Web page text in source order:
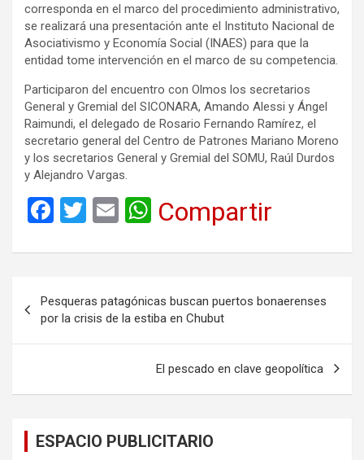
corresponda en el marco del procedimiento administrativo,
se realizará una presentación ante el Instituto Nacional de
Asociativismo y Economía Social (INAES) para que la
entidad tome intervención en el marco de su competencia.
Participaron del encuentro con Olmos los secretarios
General y Gremial del SICONARA, Amando Alessi y Ángel
Raimundi, el delegado de Rosario Fernando Ramírez, el
secretario general del Centro de Patrones Mariano Moreno
y los secretarios General y Gremial del SOMU, Raúl Durdos
y Alejandro Vargas.
F
ce
o
o
T
tt
E
ail
W
at
A
p
p
Compartir
de
entradas
Pesqueras patagónicas buscan puertos bonaerenses
por la crisis de la estiba en Chubut
El pescado en clave geopolítica
ESPACIO PUBLICITARIO